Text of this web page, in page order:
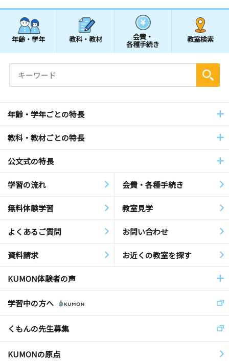
年齢・学年 教科・教材 会費・
各種手続き
教室検索
年齢・学年ごとの特長
教科・教材ごとの特長
公文式の特長
学習の流れ 会費・各種手続き
無料体験学習 教室見学
よくあるご質問 お問い合わせ
資料請求 お近くの教室を探す
KUMON体験者の声
学習中の方へ
くもんの先生募集
KUMONの原点